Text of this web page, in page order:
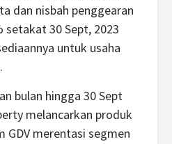
dan nisbah penggearan
setakat 30 Sept, 2023
untuk usaha
bulan hingga 30 Sept
melancarkan produk
GDV merentasi segmen